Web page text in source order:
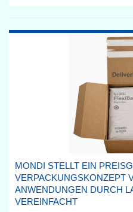
MONDI STELLT EIN
VERPACKUNGSKONZEPT
ANWENDUNGEN DURCH
VEREINFACHT